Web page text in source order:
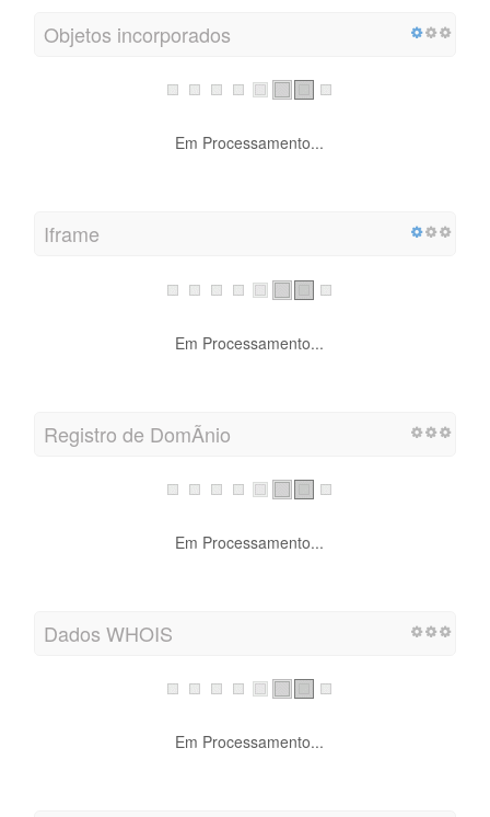
Objetos incorporados
Em Processamento...
Iframe
Em Processamento...
Registro de DomÃ­nio
Em Processamento...
Dados WHOIS
Em Processamento...